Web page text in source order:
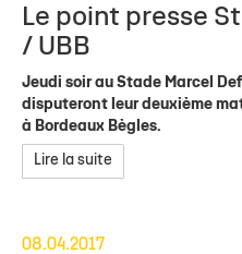
Le point presse
/ UBB
Jeudi soir au Stade Marcel
disputeront leur deuxième
à Bordeaux Bègles.
Lire la suite
08.04.2017